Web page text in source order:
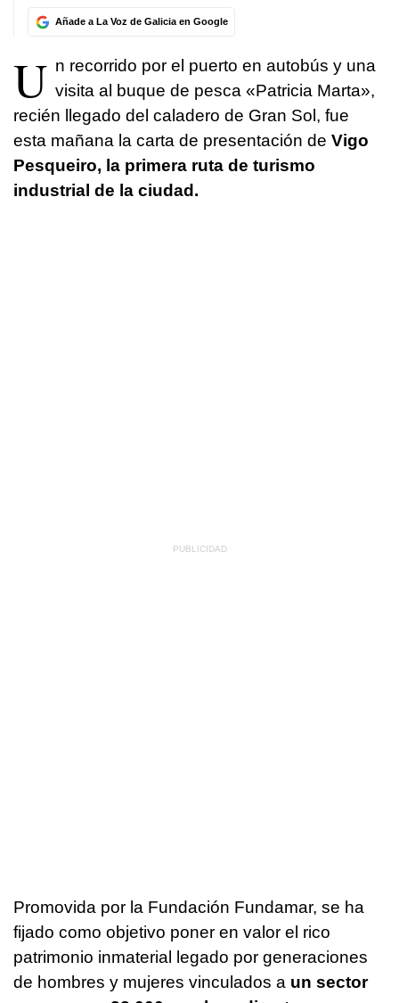
Añade a La Voz de Galicia en Google
U n recorrido por el puerto en autobús y una
visita al buque de pesca «Patricia Marta»,
recién llegado del caladero de Gran Sol, fue
esta mañana la carta de presentación de Vigo
Pesqueiro, la primera ruta de turismo
industrial de la ciudad.
Promovida por la Fundación Fundamar, se ha
fijado como objetivo poner en valor el rico
patrimonio inmaterial legado por generaciones
de hombres y mujeres vinculados a un sector